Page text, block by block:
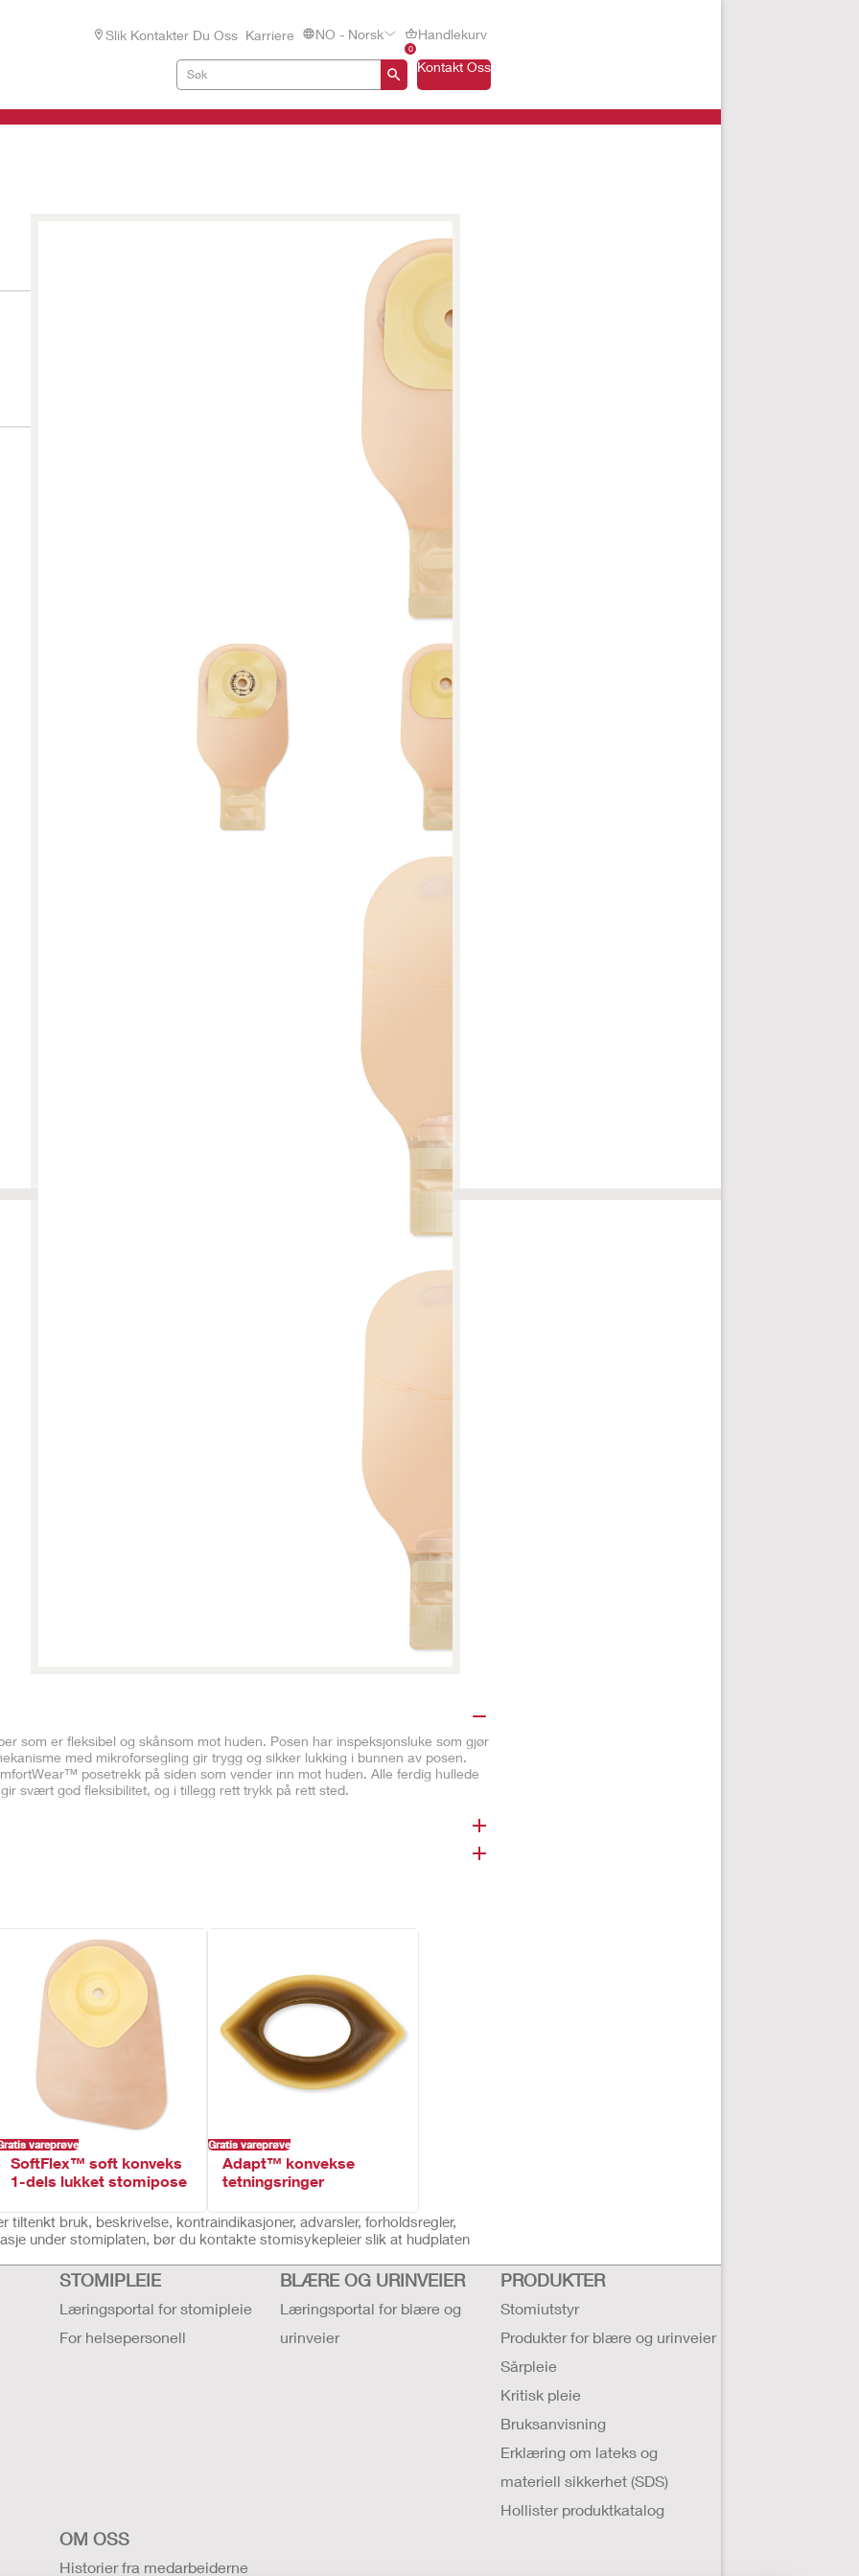
Slik Kontakter Du Oss Karriere NO - Norsk
0
Handlekurv
Kontakt Oss
som er fleksibel og skånsom mot huden. Posen har inspeksjonsluke som gjør
med mikroforsegling gir trygg og sikker lukking i bunnen av posen.
posetrekk på siden som vender inn mot huden. Alle ferdig hullede
svært god fleksibilitet, og i tillegg rett trykk på rett sted.
vareprøve
SoftFlex™ soft konveks
1-dels lukket stomipose
Gratis vareprøve
Adapt™ konvekse
tetningsringer
bruk, beskrivelse, kontraindikasjoner, advarsler, forholdsregler,
under stomiplaten, bør du kontakte stomisykepleier slik at hudplaten
STOMIPLEIE
Læringsportal for stomipleie
For helsepersonell
BLÆRE OG URINVEIER
Læringsportal for blære og
urinveier
PRODUKTER
Stomiutstyr
Produkter for blære og urinveier
Sårpleie
Kritisk pleie
Bruksanvisning
Erklæring om lateks og
materiell sikkerhet (SDS)
Hollister produktkatalog
OM OSS
Historier fra medarbeiderne